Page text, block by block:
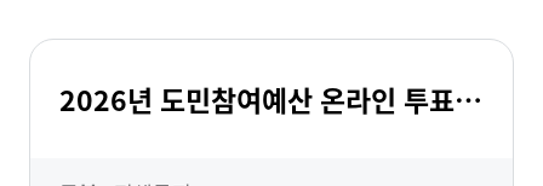
2026년 도민참여예산 온라인 투표 매뉴얼